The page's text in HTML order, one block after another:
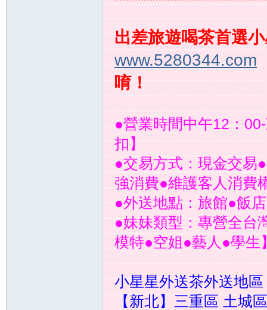
出差旅遊喝茶首選
www.5280344.com
唷！
●營業時間中午12：
扣】
●交易方式：現金交易
強消費●維護客人消費
●外送地點：旅館●飯
●妹妹類型：專營全台
模特●空姐●藝人●學生
小星星外送茶外送地區
【新北】三重區 土城